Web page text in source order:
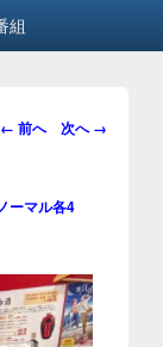
組
画
ビ
シ
ョ
ン
← 前へ 次へ →
ーマル各4